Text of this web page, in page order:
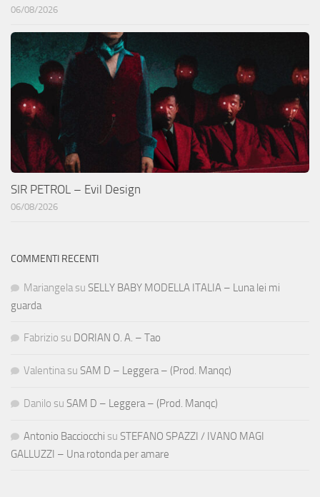
06/08/2026
SIR PETROL – Evil Design
06/08/2026
COMMENTI RECENTI
Mariangela su SELLY BABY MODELLA ITALIA – Luna lei mi
guarda
Fabrizio su DORIAN O. A. – Tao
Valentina su SAM D – Leggera – (Prod. Manqc)
Danilo su SAM D – Leggera – (Prod. Manqc)
Antonio Bacciocchi su STEFANO SPAZZI / IVANO MAGI
GALLUZZI – Una rotonda per amare